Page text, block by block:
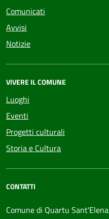
Comunicati
Avvisi
Notizie
VIVERE IL COMUNE
Luoghi
Eventi
Progetti culturali
Storia e Cultura
CONTATTI
Comune di Quartu Sant'Elena